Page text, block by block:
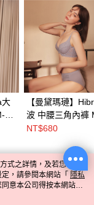
大
【曼黛瑪璉】
波 中腰三角內褲
XXL(黑/杏桃膚/
NT$680
式之詳情，及若您不希
，請參閱本網站「 隱私
意本公司得按本網站使